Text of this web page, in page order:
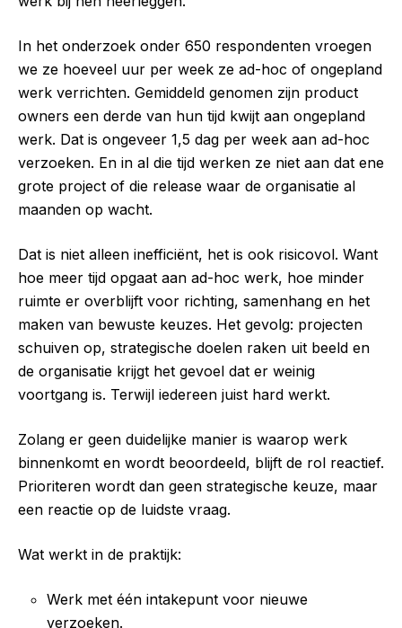
In het onderzoek onder 650 respondenten vroegen
we ze hoeveel uur per week ze ad-hoc of ongepland
werk verrichten. Gemiddeld genomen zijn product
owners een derde van hun tijd kwijt aan ongepland
werk. Dat is ongeveer 1,5 dag per week aan ad-hoc
verzoeken. En in al die tijd werken ze niet aan dat ene
grote project of die release waar de organisatie al
maanden op wacht.
Dat is niet alleen inefficiënt, het is ook risicovol. Want
hoe meer tijd opgaat aan ad-hoc werk, hoe minder
ruimte er overblijft voor richting, samenhang en het
maken van bewuste keuzes. Het gevolg: projecten
schuiven op, strategische doelen raken uit beeld en
de organisatie krijgt het gevoel dat er weinig
voortgang is. Terwijl iedereen juist hard werkt.
Zolang er geen duidelijke manier is waarop werk
binnenkomt en wordt beoordeeld, blijft de rol reactief.
Prioriteren wordt dan geen strategische keuze, maar
een reactie op de luidste vraag.
Wat werkt in de praktijk:
Werk met één intakepunt voor nieuwe
verzoeken.